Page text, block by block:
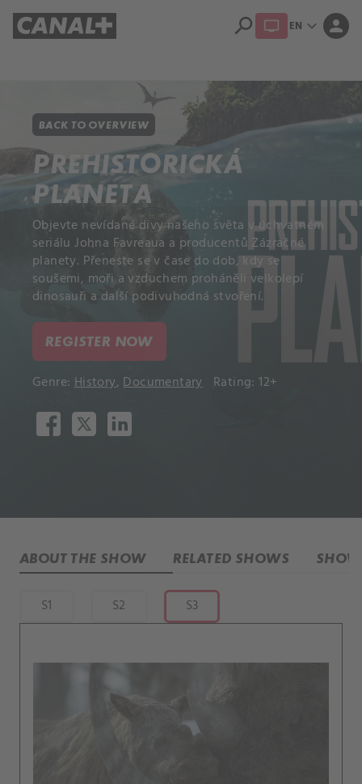
search EN expand_more person
BACK TO OVERVIEW
PREHISTORICKÁ
PLANETA
Objevte nevídané divy našeho světa v úchvatném
seriálu Johna Favreaua a producentů Zázračné
planety. Přeneste se v čase do dob, kdy se
soušemi, moři a vzduchem proháněli velkolepí
dinosauři a další podivuhodná stvoření.
REGISTER NOW
Genre: History,Documentary Rating: 12+
ABOUT THE SHOW RELATED SHOWS
S1 S2 S3